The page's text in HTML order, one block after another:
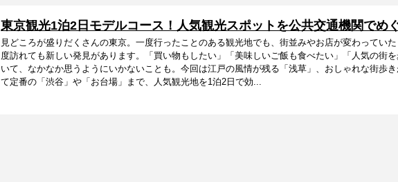
東京観光1泊2日モデルコース！人気観光スポットを公共交通機関でめ
見どころが盛りだくさんの東京。一度行ったことのある観光地でも、街並みやお店が変わってい
度訪れても新しい発見があります。「買い物もしたい」「美味しいご飯も食べたい」「人気の街
いて、なかなか思うようにいかないことも。今回は江戸の風情が残る「浅草」、おしゃれな街歩
て定番の「渋谷」や「お台場」まで、人気観光地を1泊2日で効...